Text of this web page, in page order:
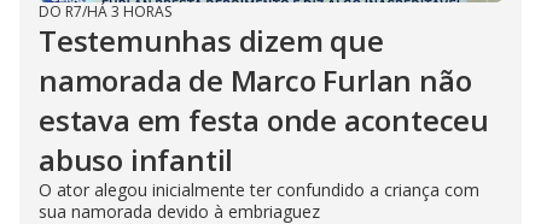
DO R7/HÁ 3 HORAS
Testemunhas dizem que
namorada de Marco Furlan não
estava em festa onde aconteceu
abuso infantil
O ator alegou inicialmente ter confundido a criança com
sua namorada devido à embriaguez